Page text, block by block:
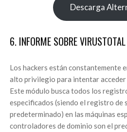
Descarga
6. INFORME SOBRE VIRUSTOTAL
Los hackers están constantemente
alto privilegio para intentar acceder
Este módulo busca todos los
especificados (siendo el registro de
predeterminado) en las máquinas
controladores de dominio son el